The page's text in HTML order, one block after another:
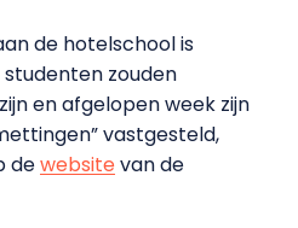
de hotelschool is
zouden
en afgelopen week zijn
vastgesteld,
dewebsitevan de